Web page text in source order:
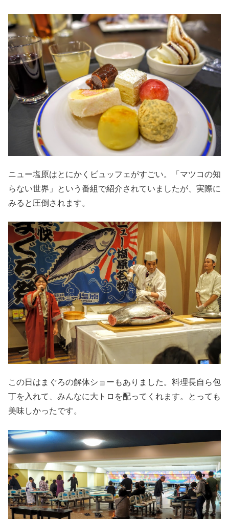
ニュー塩原はとにかくビュッフェがすごい。「マツコの知
らない世界」という番組で紹介されていましたが、実際に
みると圧倒されます。
この日はまぐろの解体ショーもありました。料理長自ら包
丁を入れて、みんなに大トロを配ってくれます。とっても
美味しかったです。